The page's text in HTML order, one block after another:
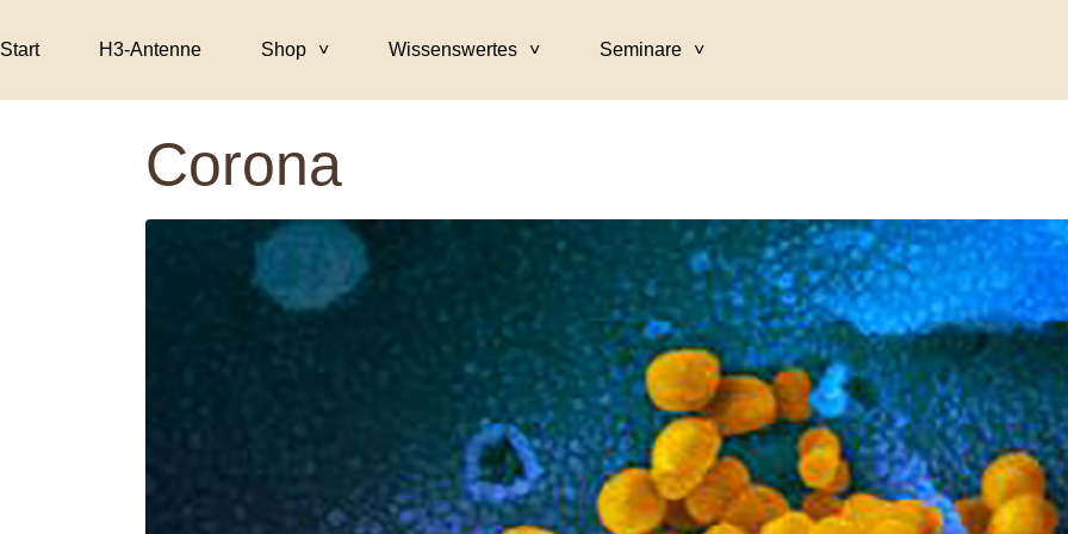
Start H3-Antenne Shop Wissenswertes Seminare
Corona